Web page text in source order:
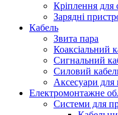
Кріплення для
Зарядні
Кабель
Звита пара
Коаксіальний
Сигнальний
Силовий
Аксесуари для
Електромонтажне
Системи для